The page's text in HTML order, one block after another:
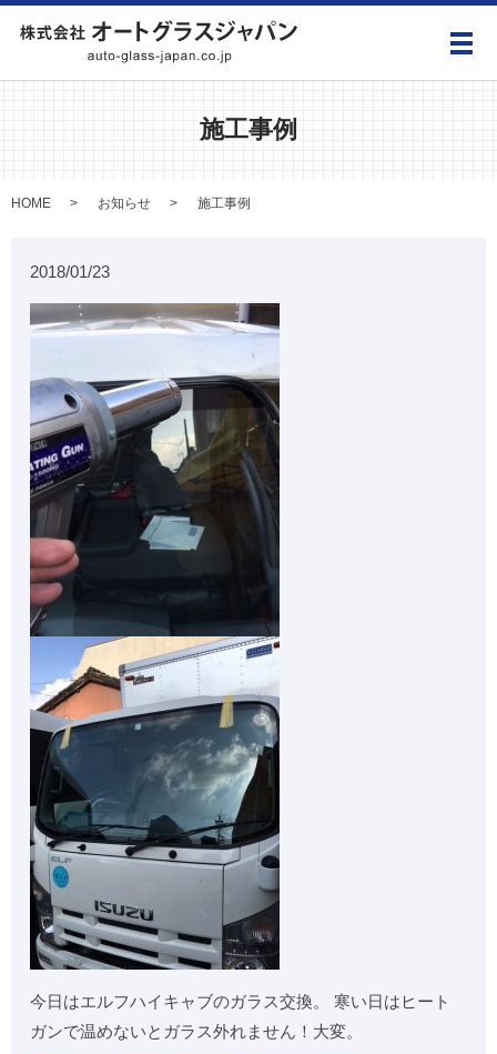
メ
施工事例
HOME お知らせ 施工事例
2018/01/23
今日はエルフハイキャブのガラス交換。 寒い日はヒート
ガンで温めないとガラス外れません！大変。